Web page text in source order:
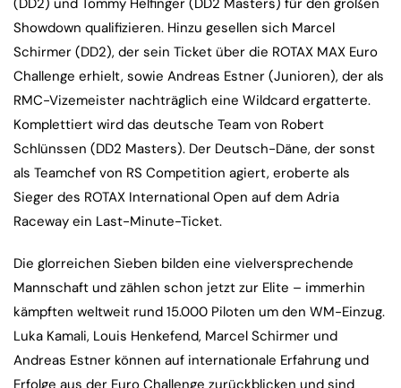
(DD2) und Tommy Helfinger (DD2 Masters) für den großen
Showdown qualifizieren. Hinzu gesellen sich Marcel
Schirmer (DD2), der sein Ticket über die ROTAX MAX Euro
Challenge erhielt, sowie Andreas Estner (Junioren), der als
RMC-Vizemeister nachträglich eine Wildcard ergatterte.
Komplettiert wird das deutsche Team von Robert
Schlünssen (DD2 Masters). Der Deutsch-Däne, der sonst
als Teamchef von RS Competition agiert, eroberte als
Sieger des ROTAX International Open auf dem Adria
Raceway ein Last-Minute-Ticket.
Die glorreichen Sieben bilden eine vielversprechende
Mannschaft und zählen schon jetzt zur Elite – immerhin
kämpften weltweit rund 15.000 Piloten um den WM-Einzug.
Luka Kamali, Louis Henkefend, Marcel Schirmer und
Andreas Estner können auf internationale Erfahrung und